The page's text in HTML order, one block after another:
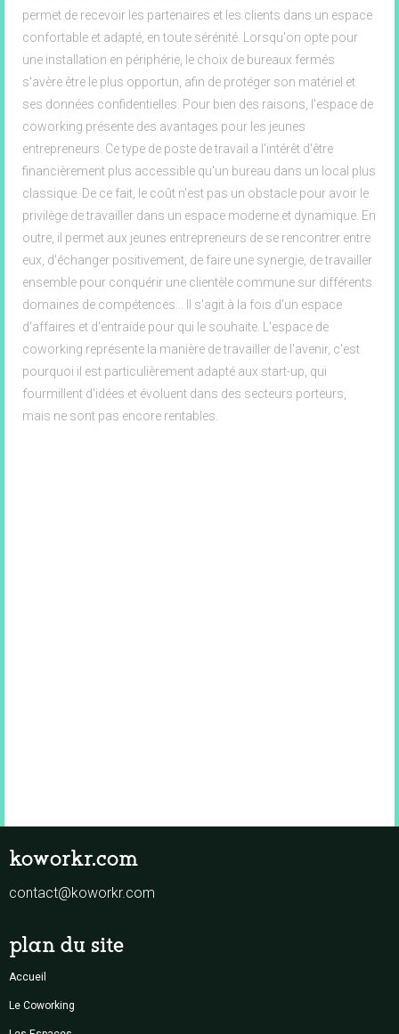
permet de recevoir les partenaires et les clients dans un espace
confortable et adapté, en toute sérénité. Lorsqu'on opte pour
une installation en périphérie, le choix de bureaux fermés
s'avère être le plus opportun, afin de protéger son matériel et
ses données confidentielles. Pour bien des raisons, l'espace de
coworking présente des avantages pour les jeunes
entrepreneurs. Ce type de poste de travail a l'intérêt d'être
financièrement plus accessible qu'un bureau dans un local plus
classique. De ce fait, le coût n'est pas un obstacle pour avoir le
privilège de travailler dans un espace moderne et dynamique. En
outre, il permet aux jeunes entrepreneurs de se rencontrer entre
eux, d'échanger positivement, de faire une synergie, de travailler
ensemble pour conquérir une clientèle commune sur différents
domaines de compétences... Il s'agit à la fois d'un espace
d'affaires et d'entraide pour qui le souhaite. L'espace de
coworking représente la manière de travailler de l'avenir, c'est
pourquoi il est particulièrement adapté aux start-up, qui
fourmillent d'idées et évoluent dans des secteurs porteurs,
mais ne sont pas encore rentables.
koworkr.com
contact@koworkr.com
plan du site
Accueil
Le Coworking